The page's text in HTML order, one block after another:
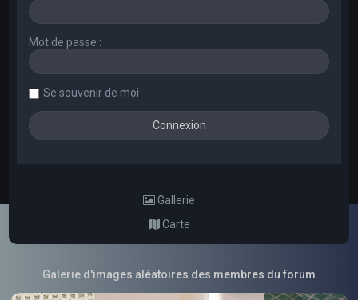
Mot de passe :
Se souvenir de moi
Gallerie
Carte
Galerie d'images aléatoires des membres du forum